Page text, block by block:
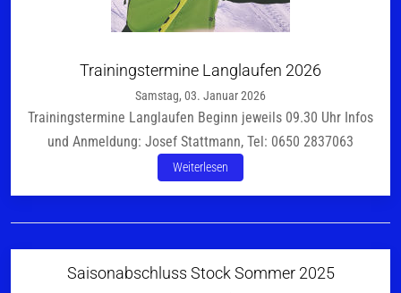
Trainingstermine Langlaufen 2026
Samstag, 03. Januar 2026
Trainingstermine Langlaufen Beginn jeweils 09.30 Uhr Infos
und Anmeldung: Josef Stattmann, Tel: 0650 2837063
Weiterlesen
Saisonabschluss Stock Sommer 2025